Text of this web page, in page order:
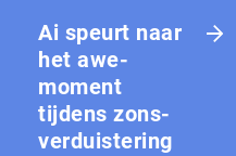
Ai speurt naar
het awe-
moment
tijdens zons­
ver­duis­te­ring